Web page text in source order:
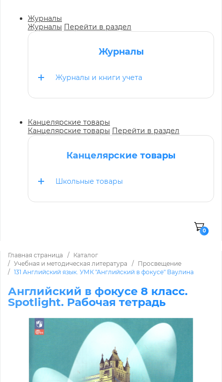
Журналы
Журналы Перейти в раздел
Журналы
Журналы и книги учета
Канцелярские товары
Канцелярские товары Перейти в раздел
Канцелярские товары
Школьные товары
0
Главная страница
Каталог
Учебная и методическая литература
Просвещение
131 Английский язык. УМК "Английский в фокусе" Ваулина
Английский в фокусе 8 класс.
Spotlight. Рабочая тетрадь